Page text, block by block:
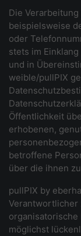
Die
beispielsweise
oder
stets im
und in
weible/pullPIX
Öffentlichkeit
erhobenen,
betroffene
über die ihnen
pullPIX by
Verantwortlicher
organisatorische
möglichst